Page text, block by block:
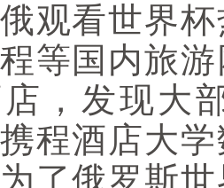
观看世界
等国内旅
，发现大
程酒店大
了俄罗斯